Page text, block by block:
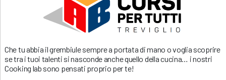
Che tu abbia il grembiule sempre a portata di mano o voglia scoprire
se tra i tuoi talenti si nasconde anche quello della cucina… i nostri
Cooking lab sono pensati proprio per te!